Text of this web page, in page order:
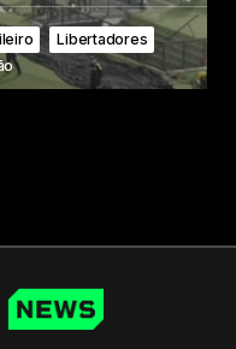
Libertadores